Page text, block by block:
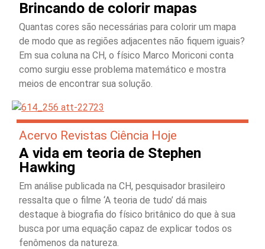
Brincando de colorir mapas
Quantas cores são necessárias para colorir um mapa
de modo que as regiões adjacentes não fiquem iguais?
Em sua coluna na CH, o físico Marco Moriconi conta
como surgiu esse problema matemático e mostra
meios de encontrar sua solução.
Acervo Revistas Ciência Hoje
A vida em teoria de Stephen
Hawking
Em análise publicada na CH, pesquisador brasileiro
ressalta que o filme ‘A teoria de tudo’ dá mais
destaque à biografia do físico britânico do que à sua
busca por uma equação capaz de explicar todos os
fenômenos da natureza.